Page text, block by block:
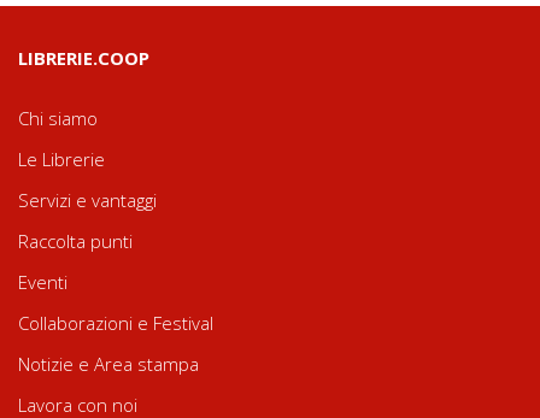
LIBRERIE.COOP
Chi siamo
Le Librerie
Servizi e vantaggi
Raccolta punti
Eventi
Collaborazioni e Festival
Notizie e Area stampa
Lavora con noi